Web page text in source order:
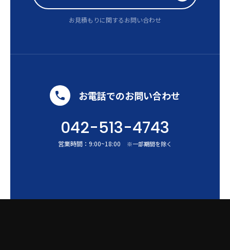
お見積もりに関するお問い合わせ
お電話でのお問い合わせ
042-513-4743
営業時間： 9:00~18:00 ※一部期間を除く